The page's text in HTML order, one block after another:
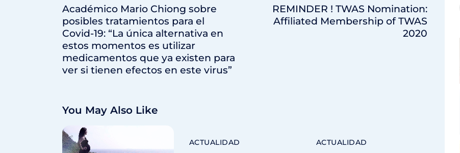
Académico Mario Chiong sobre
posibles tratamientos para el
Covid-19: “La única alternativa en
estos momentos es utilizar
medicamentos que ya existen para
ver si tienen efectos en este virus”
REMINDER ! TWAS Nomination:
Affiliated Membership of TWAS
2020
You May Also Like
ACTUALIDAD ACTUALIDAD